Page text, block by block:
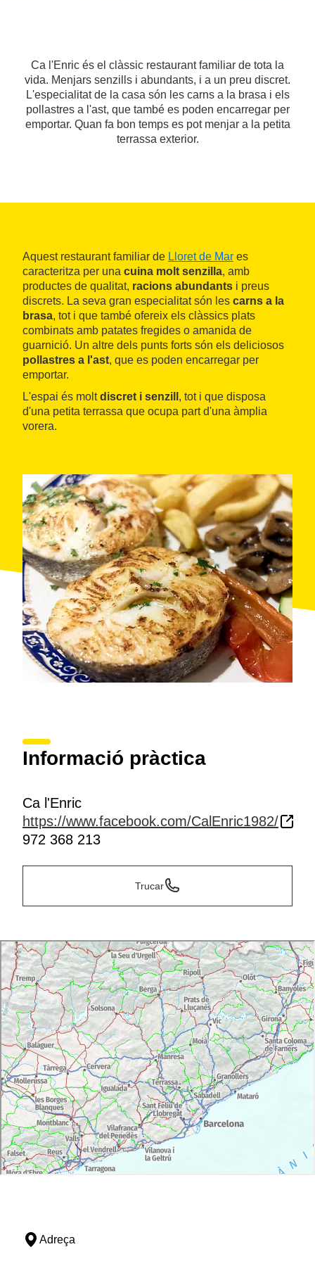
Ca l'Enric és el clàssic restaurant familiar de tota la
vida. Menjars senzills i abundants, i a un preu discret.
L'especialitat de la casa són les carns a la brasa i els
pollastres a l'ast, que també es poden encarregar per
emportar. Quan fa bon temps es pot menjar a la petita
terrassa exterior.
Aquest restaurant familiar de Lloret de Mar es
caracteritza per una cuina molt senzilla, amb
productes de qualitat, racions abundants i preus
discrets. La seva gran especialitat són les carns a la
brasa, tot i que també ofereix els clàssics plats
combinats amb patates fregides o amanida de
guarnició. Un altre dels punts forts són els deliciosos
pollastres a l'ast, que es poden encarregar per
emportar.
L'espai és moltdiscret i senzill , tot i que disposa
d'una petita terrassa que ocupa part d'una àmplia
vorera.
Informació pràctica
Ca l'Enric
https://www.facebook.com/CalEnric1982/
972 368 213
Trucar
Adreça